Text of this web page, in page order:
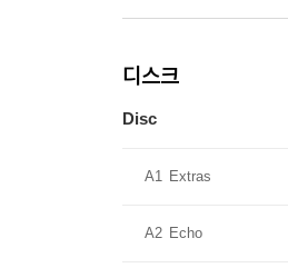
디스크
Disc
A1 Extras
A2 Echo